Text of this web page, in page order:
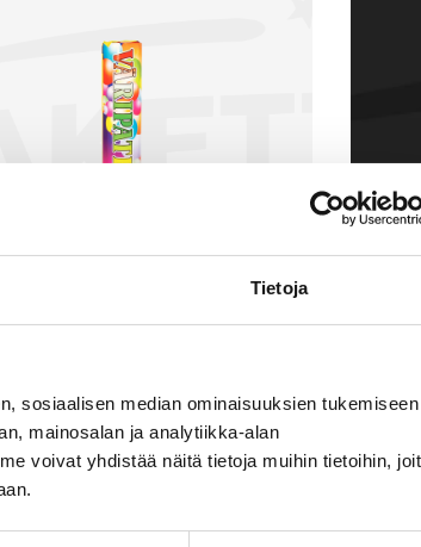
Tietoja
sosiaalisen median ominaisuuksien tukemiseen
mainosalan ja analytiikka-alan
voivat yhdistää näitä tietoja muihin tietoihin,
Väripatruuna
5,90€